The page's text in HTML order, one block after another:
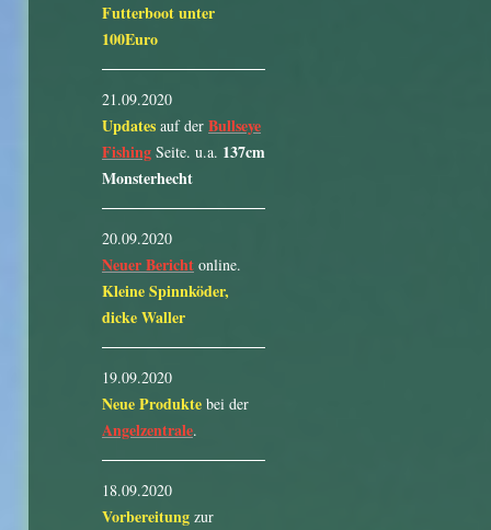
Futterboot unter
100Euro
21.09.2020
Updates auf der Bullseye
Fishing Seite. u.a. 137cm
Monsterhecht
20.09.2020
Neuer Bericht online.
Kleine Spinnköder,
dicke Waller
19.09.2020
Neue Produkte bei der
Angelzentrale.
18.09.2020
Vorbereitung zur